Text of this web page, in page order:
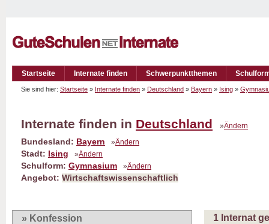
Startseite Internate finden Schwerpunktthemen
Sie sind hier: Startseite » Internate finden » Deutschland » Bayern » Ising »
Internate finden in Deutschland »Ändern
Bundesland: Bayern »Ändern
Stadt: Ising »Ändern
Schulform: Gymnasium »Ändern
Angebot: Wirtschaftswissenschaftlich
» Konfession 1 Internat